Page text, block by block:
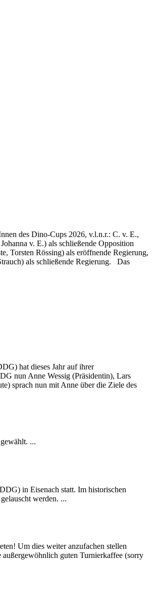
des Dino-Cups 2026, v.l.n.r.: C. v. E.,
v. E.) als schließende Opposition
Torsten Rössing) als eröffnende Regierung,
als schließende Regierung. Das
hat dieses Jahr auf ihrer
nun Anne Wessig (Präsidentin), Lars
sprach nun mit Anne über die Ziele des
...
in Eisenach statt. Im historischen
werden. ...
Um dies weiter anzufachen stellen
guten Turnierkaffee (sorry